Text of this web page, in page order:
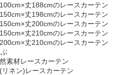
丈188cmのレースカーテン
丈198cmのレースカーテン
丈200cmのレースカーテン
丈210cmのレースカーテン
丈210cmのレースカーテン
素材レースカーテン
リネン)レースカーテン